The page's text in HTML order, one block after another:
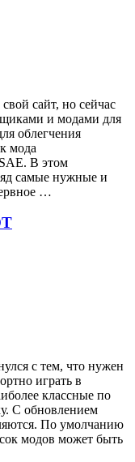
сайт, но сейчас
и модами для
облегчения
мода
В этом
самые нужные и
…
с тем, что нужен
играть в
классные по
С обновлением
По умолчанию
модов может быть